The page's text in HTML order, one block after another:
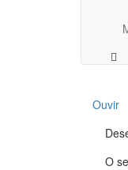
Ouvir
O